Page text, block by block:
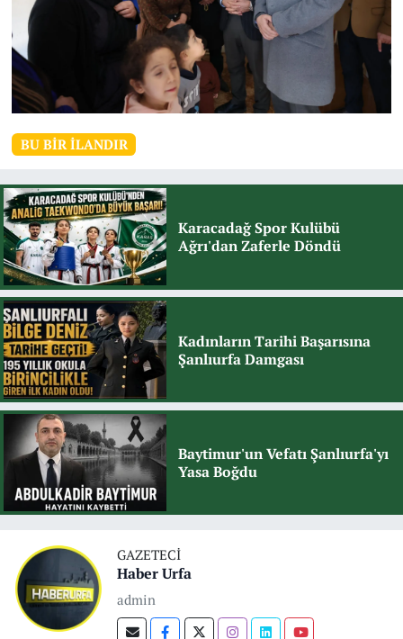
BU BIR İLANDIR
Karacadağ Spor Kulübü
Ağrı'dan Zaferle Döndü
Kadınların Tarihi Başarısına
Şanlıurfa Damgası
Baytimur'un Vefatı Şanlıurfa'yı
Yasa Boğdu
GAZETECI
Haber Urfa
admin